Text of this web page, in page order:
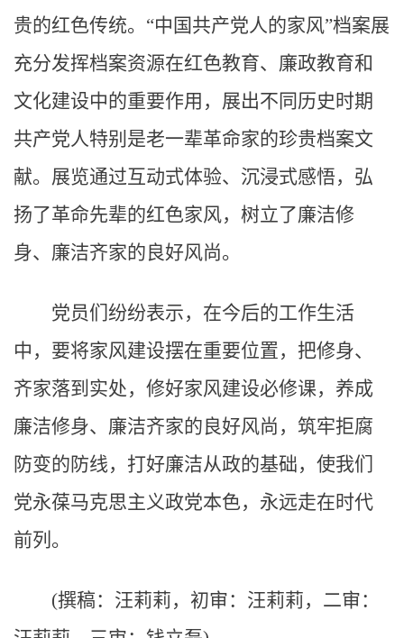
贵的红色传统。“中国共产党人的家风”档案展
充分发挥档案资源在红色教育、廉政教育和
文化建设中的重要作用，展出不同历史时期
共产党人特别是老一辈革命家的珍贵档案文
献。展览通过互动式体验、沉浸式感悟，弘
扬了革命先辈的红色家风，树立了廉洁修
身、廉洁齐家的良好风尚。
党员们纷纷表示，在今后的工作生活
中，要将家风建设摆在重要位置，把修身、
齐家落到实处，修好家风建设必修课，养成
廉洁修身、廉洁齐家的良好风尚，筑牢拒腐
防变的防线，打好廉洁从政的基础，使我们
党永葆马克思主义政党本色，永远走在时代
前列。
(撰稿：汪莉莉，初审：汪莉莉，二审：